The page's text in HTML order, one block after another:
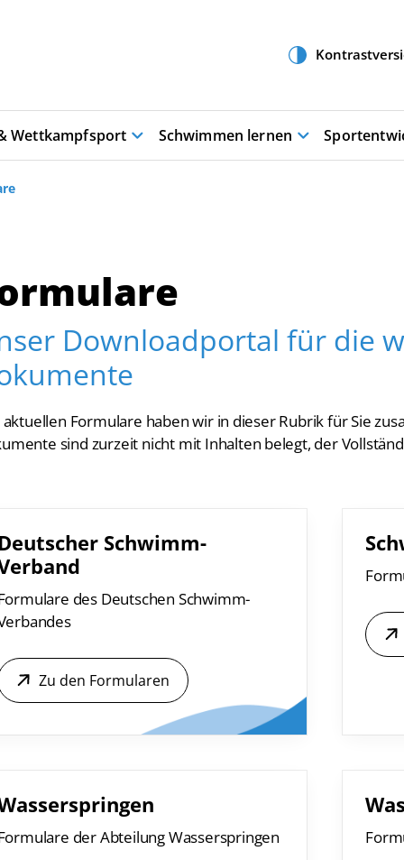
Wettkampfsport Schwimmen lernen
Downloadportal für die
aktuellen Formulare haben wir in dieser Rubrik für Sie
sind zurzeit nicht mit Inhalten belegt, der
Deutscher Schwimm-
des Deutschen Schwimm-
Zu den Formularen
der Abteilung Wasserspringen
Abteilungen
Freiwasserschwimmen
Wasserspringen